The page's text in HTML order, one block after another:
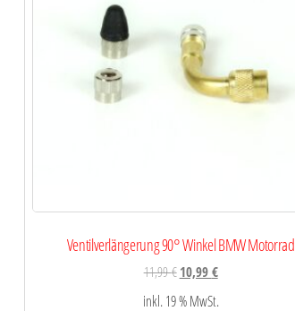
Ventilverlängerung 90° Winkel BMW Motorrad
11,99€ 10,99€
inkl. 19 % MwSt.